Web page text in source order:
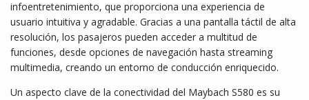
infoentretenimiento, que proporciona una experiencia de
usuario intuitiva y agradable. Gracias a una pantalla táctil de alta
resolución, los pasajeros pueden acceder a multitud de
funciones, desde opciones de navegación hasta streaming
multimedia, creando un entorno de conducción enriquecido.
Un aspecto clave de la conectividad del Maybach S580 es su